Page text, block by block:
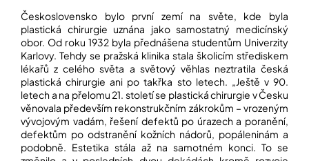
PAMĚŤ
KONCENTRACI
BAZAR
REPASOVANÉ
POMŮCKY
Přihlášení
Československo bylo první zemí na světe, kde byla
plastická chirurgie uznána jako samostatný medicínský
obor. Od roku 1932 byla přednášena studentům Univerzity
Karlovy. Tehdy se pražská klinika stala školicím střediskem
lékařů z celého světa a světový věhlas neztratila česká
plastická chirurgie ani po takřka sto letech. „Ještě v 90.
letech a na přelomu 21. století se plastická chirurgie v Česku
věnovala především rekonstrukčním zákrokům – vrozeným
vývojovým vadám, řešení defektů po úrazech a poranění,
defektům po odstranění kožních nádorů, popáleninám a
podobně. Estetika stála až na samotném konci. To se
č
e
m
e